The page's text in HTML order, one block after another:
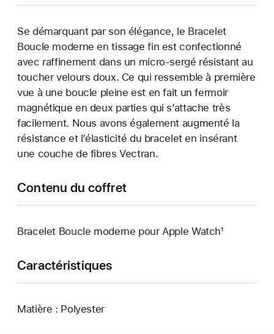
Se démarquant par son élégance, le Bracelet
Boucle moderne en tissage fin est confectionné
avec raffinement dans un micro-sergé résistant au
toucher velours doux. Ce qui ressemble à première
vue à une boucle pleine est en fait un fermoir
magnétique en deux parties qui s’attache très
facilement. Nous avons également augmenté la
résistance et l’élasticité du bracelet en insérant
une couche de fibres Vectran.
Contenu du coffret
Bracelet Boucle moderne pour Apple Watch¹
Caractéristiques
Matière : Polyester